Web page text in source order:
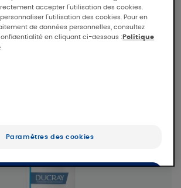
accepter l'utilisation des cookies.
l'utilisation des cookies. Pour en
de données personnelles, consultez
en cliquant ci-dessous : Politique
Paramètres des cookies
OK